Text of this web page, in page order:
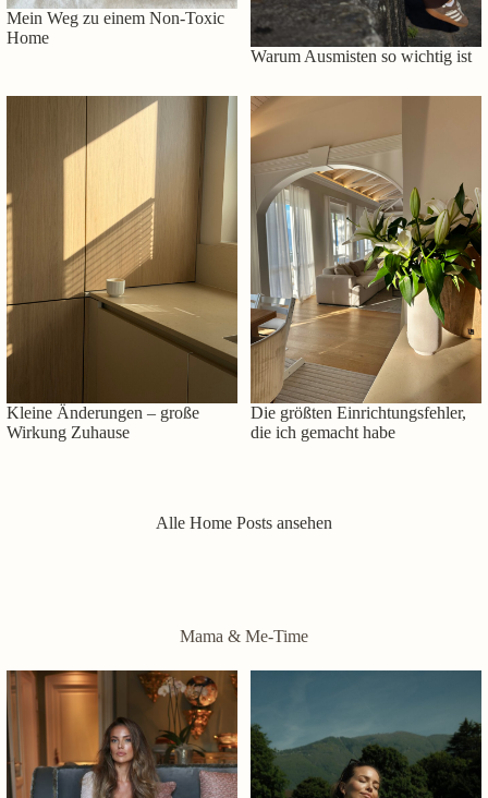
Mein Weg zu einem Non-Toxic
Home
Warum Ausmisten so wichtig ist
Kleine Änderungen – große
Wirkung Zuhause
Die größten Einrichtungsfehler,
die ich gemacht habe
Alle Home Posts ansehen
Mama & Me-Time